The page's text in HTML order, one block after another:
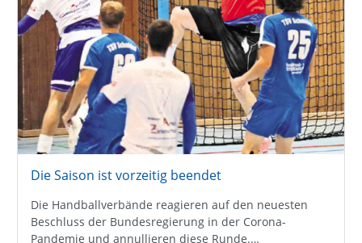
Die Saison ist vorzeitig beendet
Die Handballverbände reagieren auf den neuesten
Beschluss der Bundesregierung in der Corona-
Pandemie und annullieren diese Runde.…